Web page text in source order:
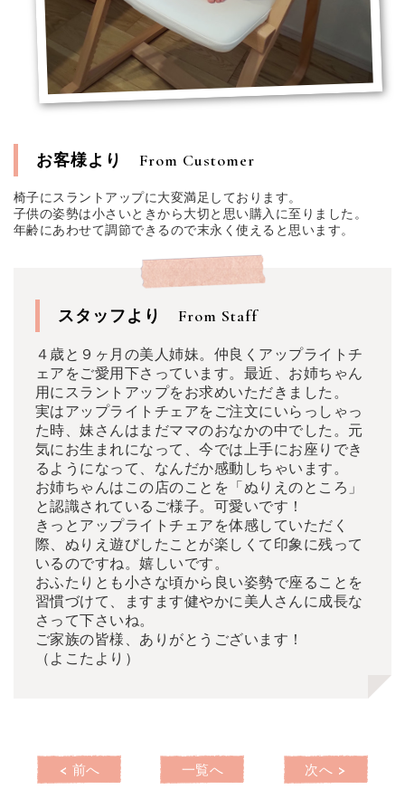
お客様より From Customer
椅子にスラントアップに大変満足しております。
子供の姿勢は小さいときから大切と思い購入に至りました。
年齢にあわせて調節できるので末永く使えると思います。
スタッフより From Staff
４歳と９ヶ月の美人姉妹。仲良くアップライトチ
ェアをご愛用下さっています。最近、お姉ちゃん
用にスラントアップをお求めいただきました。
実はアップライトチェアをご注文にいらっしゃっ
た時、妹さんはまだママのおなかの中でした。元
気にお生まれになって、今では上手にお座りでき
るようになって、なんだか感動しちゃいます。
お姉ちゃんはこの店のことを「ぬりえのところ」
と認識されているご様子。可愛いです！
きっとアップライトチェアを体感していただく
際、ぬりえ遊びしたことが楽しくて印象に残って
いるのですね。嬉しいです。
おふたりとも小さな頃から良い姿勢で座ることを
習慣づけて、ますます健やかに美人さんに成長な
さって下さいね。
ご家族の皆様、ありがとうございます！
（よこたより）
< 前へ 一覧へ 次へ >